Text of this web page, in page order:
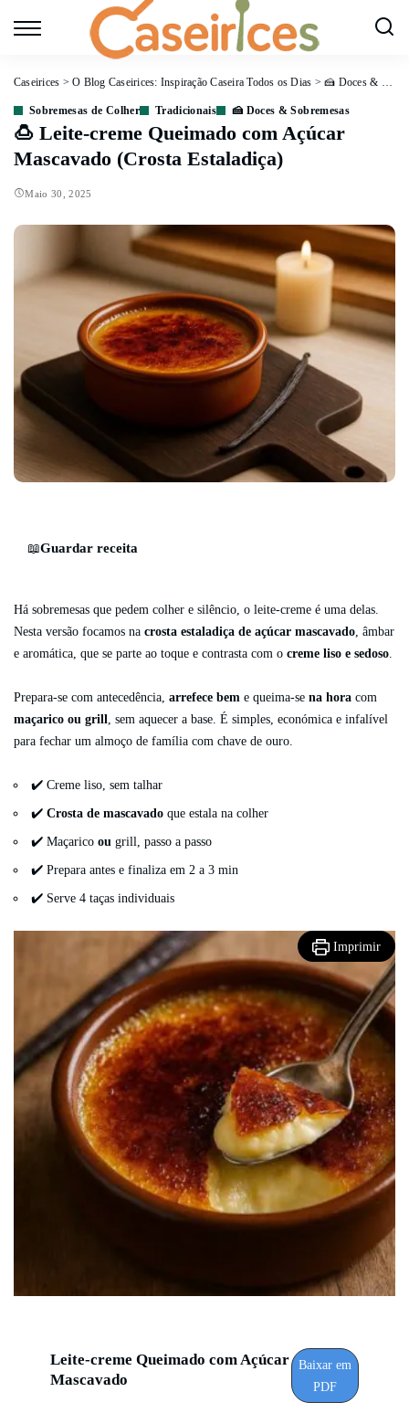
Caseirices >O Blog Caseirices: Inspiração Caseira Todos os Dias >🍰 Doces & Sobremesas
Sobremesas de Colher Tradicionais 🍰 Doces & Sobremesas
🍮 Leite-creme Queimado com Açúcar
Mascavado (Crosta Estaladiça)
Maio 30, 2025
📖Guardar receita
Há sobremesas que pedem colher e silêncio, o leite-creme é uma delas.
Nesta versão focamos na crosta estaladiça de açúcar mascavado, âmbar
e aromática, que se parte ao toque e contrasta com o creme liso e sedoso.
Prepara-se com antecedência, arrefece bem e queima-se na hora com
maçarico ou grill, sem aquecer a base. É simples, económica e infalível
para fechar um almoço de família com chave de ouro.
✔️ Creme liso, sem talhar
✔️Crosta de mascavado que estala na colher
✔️ Maçaricoou grill, passo a passo
✔️ Prepara antes e finaliza em 2 a 3 min
✔️ Serve 4 taças individuais
Leite-creme Queimado com Açúcar
Mascavado
Baixar em
PDF
Imprimir